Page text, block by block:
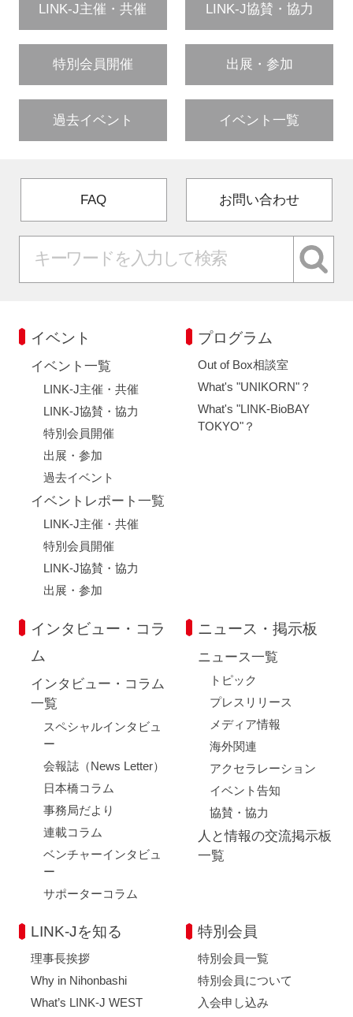
LINK-J主催・共催 LINK-J協賛・協力
特別会員開催 出展・参加
過去イベント イベント一覧
FAQ お問い合わせ
イベント
イベント一覧
LINK-J主催・共催
LINK-J協賛・協力
特別会員開催
出展・参加
過去イベント
イベントレポート一覧
LINK-J主催・共催
特別会員開催
LINK-J協賛・協力
出展・参加
プログラム
Out of Box相談室
What's "UNIKORN"？
What's "LINK-BioBAY
TOKYO"？
インタビュー・コラ
ム
インタビュー・コラム
一覧
スペシャルインタビュ
ー
会報誌（News Letter）
日本橋コラム
事務局だより
連載コラム
ベンチャーインタビュ
ー
サポーターコラム
ニュース・掲示板
ニュース一覧
トピック
プレスリリース
メディア情報
海外関連
アクセラレーション
イベント告知
協賛・協力
人と情報の交流掲示板
一覧
LINK-Jを知る
理事長挨拶
Why in Nihonbashi
What’s LINK-J WEST
特別会員
特別会員一覧
特別会員について
入会申し込み